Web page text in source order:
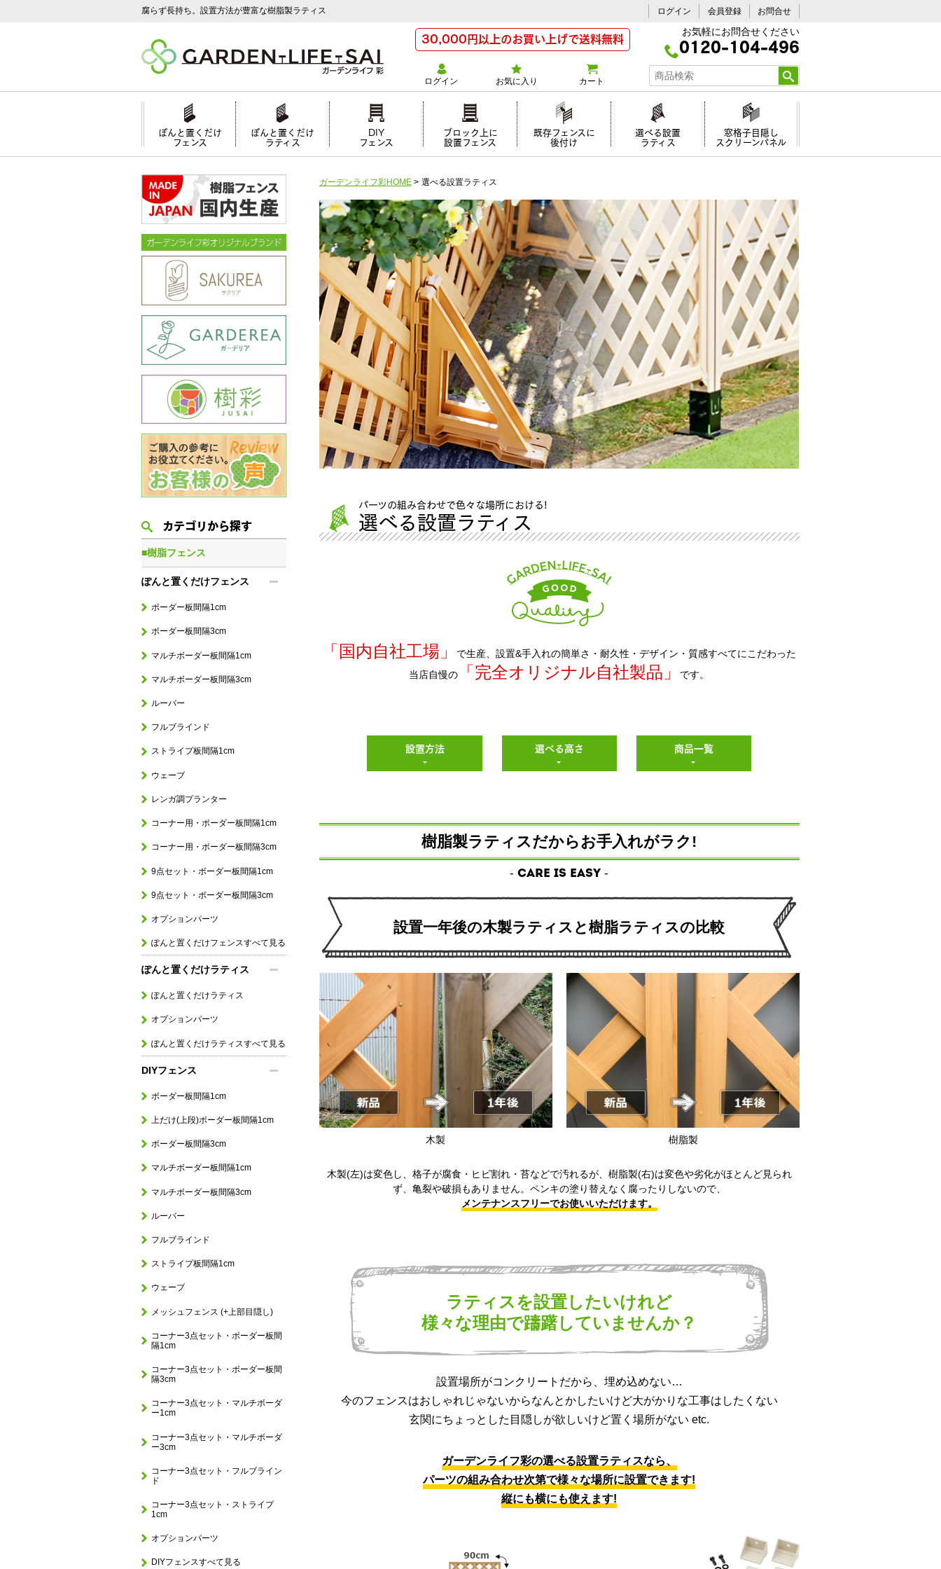
腐らず長持ち。設置方法が豊富な樹脂製ラティス ログイン 会員登録 お問合せ
30,000円以上のお買い上げで送料無料 お気軽にお問合せください
0120-104-496
ログイン お気に入り カート
ぽんと置くだけ
フェンス
ぽんと置くだけ
ラティス
DIY
フェンス
ブロック上に
設置フェンス
既存フェンスに
後付け
選べる設置
ラティス
窓格子目隠し
スクリーンパネル
カテゴリから探す
■樹脂フェンス
ぽんと置くだけフェンス
ボーダー板間隔1cm
ボーダー板間隔3cm
マルチボーダー板間隔1cm
マルチボーダー板間隔3cm
ルーバー
フルブラインド
ストライプ板間隔1cm
ウェーブ
レンガ調プランター
コーナー用・ボーダー板間隔1cm
コーナー用・ボーダー板間隔3cm
9点セット・ボーダー板間隔1cm
9点セット・ボーダー板間隔3cm
オプションパーツ
ぽんと置くだけフェンスすべて見る
ぽんと置くだけラティス
ぽんと置くだけラティス
オプションパーツ
ぽんと置くだけラティスすべて見る
DIYフェンス
ボーダー板間隔1cm
上だけ(上段)ボーダー板間隔1cm
ボーダー板間隔3cm
マルチボーダー板間隔1cm
マルチボーダー板間隔3cm
ルーバー
フルブラインド
ストライプ板間隔1cm
ウェーブ
メッシュフェンス (+上部目隠し)
コーナー3点セット・ボーダー板間
隔1cm
コーナー3点セット・ボーダー板間
隔3cm
コーナー3点セット・マルチボーダ
ー1cm
コーナー3点セット・マルチボーダ
ー3cm
コーナー3点セット・フルブライン
ド
コーナー3点セット・ストライプ
1cm
オプションパーツ
DIYフェンスすべて見る
ガーデンライフ彩HOME > 選べる設置ラティス
パーツの組み合わせで色々な場所における!
選べる設置ラティス
「国内自社工場」
で生産、設置&手入れの簡単さ・耐久性・デザイン・質感すべてにこだわった
当店自慢の
「完全オリジナル自社製品」 です。
設置方法 選べる高さ 商品一覧
樹脂製ラティスだからお手入れがラク!
- Care is easy -
設置一年後の木製ラティスと樹脂ラティスの比較
木製 樹脂製
木製(左)は変色し、格子が腐食・ヒビ割れ・苔などで汚れるが、樹脂製(右)は変色や劣化がほとんど見られ
ず、亀裂や破損もありません。ペンキの塗り替えなく腐ったりしないので、
メンテナンスフリーでお使いいただけます。
ラティスを設置したいけれど
様々な理由で躊躇していませんか？
設置場所がコンクリートだから、 埋め込めない…
今のフェンスはおしゃれじゃないからなんとかしたいけど大がかりな工事は したくない
玄関にちょっとした目隠しが欲しいけど置く場所がない etc.
ガーデンライフ彩の選べる設置ラティスなら、
パーツの組み合わせ次第で様々な場所に設置できます!
縦にも横にも使えます!